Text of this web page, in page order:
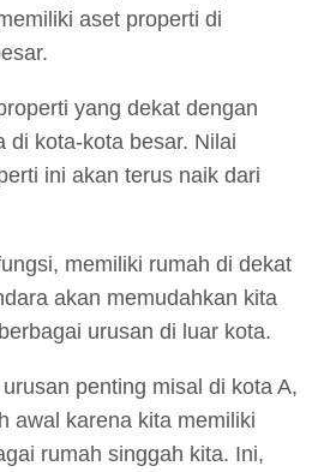
aset properti di
yang dekat dengan
di kota-kota besar. Nilai
ini akan terus naik dari
memiliki rumah di dekat
akan memudahkan kita
urusan di luar kota.
penting misal di kota A,
awal karena kita memiliki
rumah singgah kita. Ini,